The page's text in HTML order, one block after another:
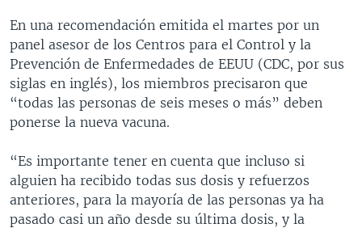
En una recomendación emitida el martes por un
panel asesor de los Centros para el Control y la
Prevención de Enfermedades de EEUU (CDC, por sus
siglas en inglés), los miembros precisaron que
“todas las personas de seis meses o más” deben
ponerse la nueva vacuna.
“Es importante tener en cuenta que incluso si
alguien ha recibido todas sus dosis y refuerzos
anteriores, para la mayoría de las personas ya ha
pasado casi un año desde su última dosis, y la